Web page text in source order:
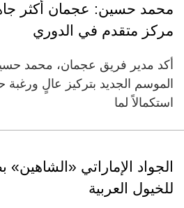
محمد حسين: عجمان أكثر
مركز متقدم في الدوري
أكد مدير فريق عجمان، محمد
الموسم الجديد بتركيز عالٍ ورغبة
استكمالاً لما
الجواد الإماراتي
للخيول العربية